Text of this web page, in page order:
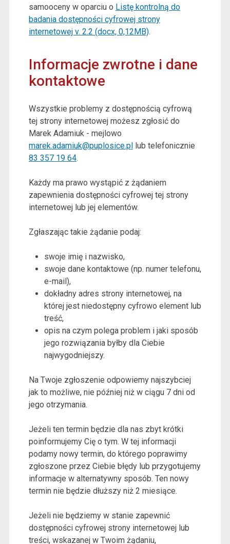
samooceny w oparciu o Listę kontrolną do
badania dostępności cyfrowej strony
internetowej v. 2.2 (docx, 0,12MB).
Informacje zwrotne i dane
kontaktowe
Wszystkie problemy z dostępnością cyfrową
tej strony internetowej możesz zgłosić do
Marek Adamiuk- mejlowo
marek.adamiuk@puplosice.pllub telefonicznie
83 357 19 64.
Każdy ma prawo wystąpić z żądaniem
zapewnienia dostępności cyfrowej tej strony
internetowej lub jej elementów.
Zgłaszając takie żądanie podaj:
swoje imię i nazwisko,
swoje dane kontaktowe (np. numer telefonu,
e-mail),
dokładny adres strony internetowej, na
której jest niedostępny cyfrowo element lub
treść,
opis na czym polega problem i jaki sposób
jego rozwiązania byłby dla Ciebie
najwygodniejszy.
Na Twoje zgłoszenie odpowiemy najszybciej
jak to możliwe, nie później niż w ciągu 7 dni od
jego otrzymania.
Jeżeli ten termin będzie dla nas zbyt krótki
poinformujemy Cię o tym. W tej informacji
podamy nowy termin, do którego poprawimy
zgłoszone przez Ciebie błędy lub przygotujemy
informacje w alternatywny sposób. Ten nowy
termin nie będzie dłuższy niż 2 miesiące.
Jeżeli nie będziemy w stanie zapewnić
dostępności cyfrowej strony internetowej lub
treści, wskazanej w Twoim żądaniu,